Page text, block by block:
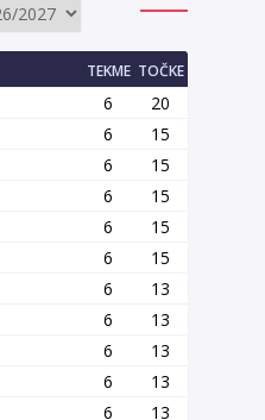
TEKME TOČKE
6
20
6
15
6
15
6
15
6
15
6
15
6
13
6
13
6
13
6
13
6
13